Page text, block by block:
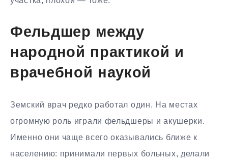
Фельдшер между
народной практикой и
врачебной наукой
Земский врач редко работал один. На местах
огромную роль играли фельдшеры и акушерки.
Именно они чаще всего оказывались ближе к
населению: принимали первых больных, делали